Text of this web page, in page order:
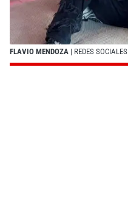
FLAVIO MENDOZA | REDES SOCIALES